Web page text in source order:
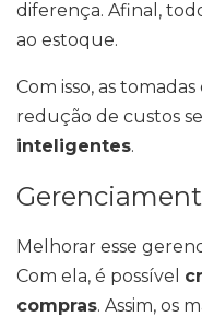
diferença. Afinal,
ao estoque.
Com isso, as
redução de custos
inteligentes.
Melhorar esse
Com ela, é possível
compras. Assim, os